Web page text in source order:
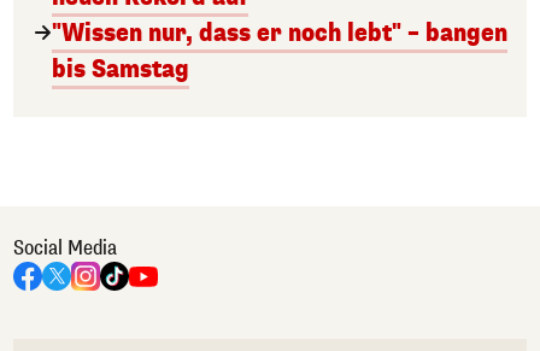
"Wissen nur, dass er noch lebt" – bangen
bis Samstag
Social Media